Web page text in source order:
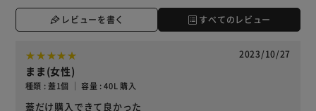
レビューを書く すべてのレビュー
2023/10/27
まま(女性)
種類 : 蓋1個 ｜ 容量 : 40L 購入
蓋だけ購入できて良かった